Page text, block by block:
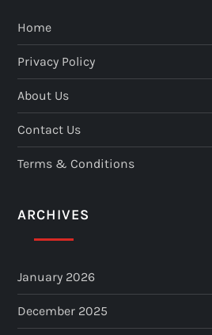
Home
Privacy Policy
About Us
Contact Us
Terms & Conditions
ARCHIVES
January 2026
December 2025